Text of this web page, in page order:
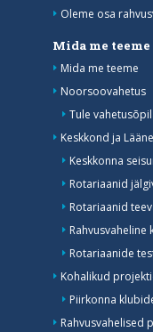
Oleme osa
Mida me teeme
Mida me teeme
Noorsoovahetus
Tule
Keskkond ja
Keskkonna
Rotariaanid
Rotariaanid
Rahvusvaheline
Rotariaanide
Kohalikud
Piirkonna
Rahvusvahelised